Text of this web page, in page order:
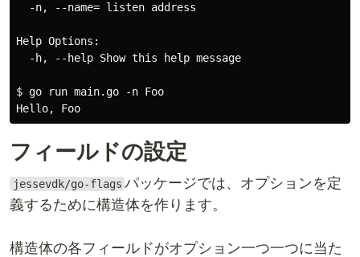
  -n, --name= listen address
Help Options:
  -h, --help Show this help message
$ go run main.go -n Foo
フィールドの設定
jessevdk/go-flags パッケージでは、オプションを定
義するために構造体を作ります。
構造体の各フィールドがオプション一つ一つに当た